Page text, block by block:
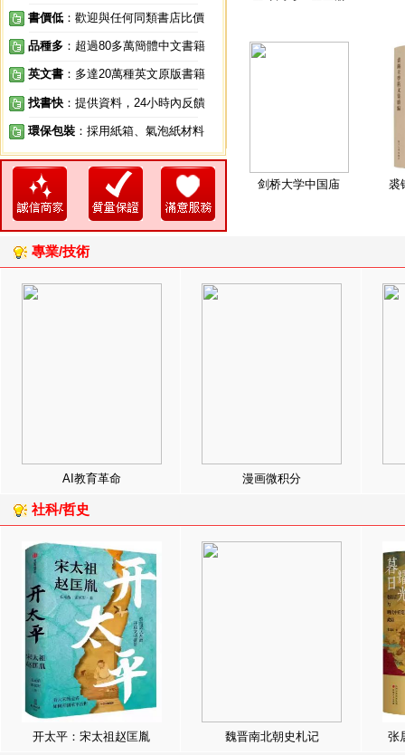
書價低 ：歡迎與任何同類書店比價
品種多 ：超過80多萬簡體中文書籍
英文書 ：多達20萬種英文原版書籍
找書快 ：提供資料，24小時內反饋
環保包裝 ：採用紙箱、氣泡紙材料
剑桥大学中国庙 裘
專業/技術
AI教育革命 漫画微积分
社科/哲史
开太平：宋太祖赵匡胤 魏晋南北朝史札记 张